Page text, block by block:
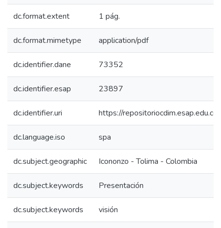
dc.format.extent 1 pág.
dc.format.mimetype application/pdf
dc.identifier.dane 73352
dc.identifier.esap 23897
dc.identifier.uri https://
dc.language.iso spa
dc.subject.geographic Icononzo - Tolima - Colombia
dc.subject.keywords Presentación
dc.subject.keywords visión